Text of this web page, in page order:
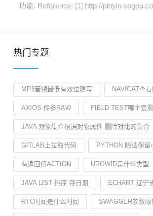
功能. Reference: [1] http://
热门专题
MP3音频最低有效位隐写 NAVICAT查
AXIOS 传参RAW FIELD TEST哪个是
JAVA 对象集合根据对象属性 删除对比的集合
GITLAB上拉取代码 PYTHON 除法保留
有返回值ACTION UROWID是什么类型
JAVA LIST 排序 存日期 ECHART 辽宁
RTC时间是什么时间 SWAGGER参数